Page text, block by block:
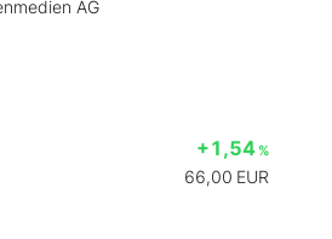
AG
+1,54 %
66,00 EUR